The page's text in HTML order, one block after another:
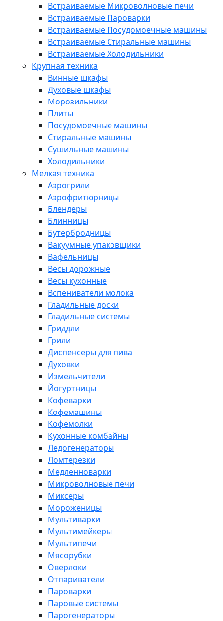
Встраиваемые Микроволновые печи
Встраиваемые Пароварки
Встраиваемые Посудомоечные машины
Встраиваемые Стиральные машины
Встраиваемые Холодильники
Крупная техника
Винные шкафы
Духовые шкафы
Морозильники
Плиты
Посудомоечные машины
Стиральные машины
Сушильные машины
Холодильники
Мелкая техника
Аэрогрили
Аэрофритюрницы
Блендеры
Блинницы
Бутербродницы
Вакуумные упаковщики
Вафельницы
Весы дорожные
Весы кухонные
Вспениватели молока
Гладильные доски
Гладильные системы
Гриддли
Грили
Диспенсеры для пива
Духовки
Измельчители
Йогуртницы
Кофеварки
Кофемашины
Кофемолки
Кухонные комбайны
Ледогенераторы
Ломтерезки
Медленноварки
Микроволновые печи
Миксеры
Мороженицы
Мультиварки
Мультимейкеры
Мультипечи
Мясорубки
Оверлоки
Отпариватели
Пароварки
Паровые системы
Парогенераторы